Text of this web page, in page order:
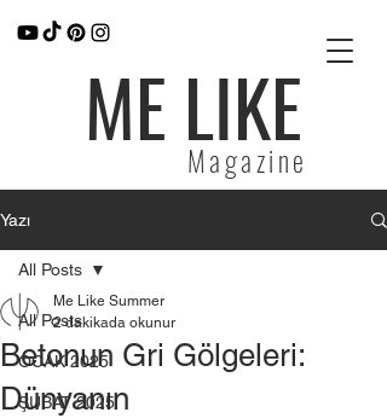
ME LIKE
Magazine
Yazı
All Posts
OCAK 2025
ŞUBAT 2025
All Posts
Betonun Gri Gölgeleri:
Dünyanın
Me Like Summer
2 dakikada okunur